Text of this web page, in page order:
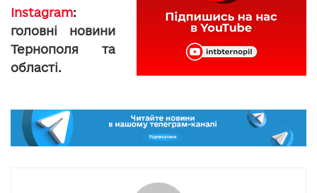
Instagram:
головні новини
Тернополя та
області.